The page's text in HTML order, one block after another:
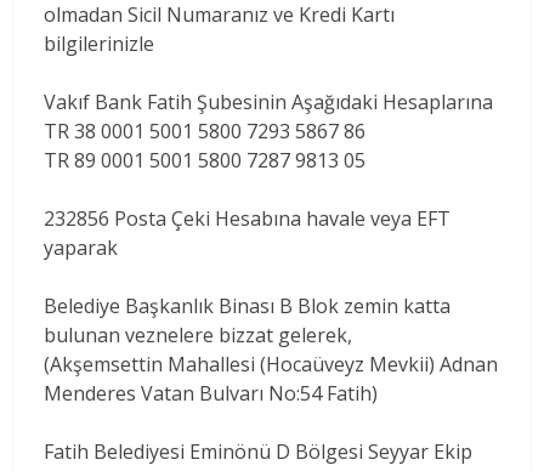
olmadan Sicil Numaranız ve Kredi Kartı
bilgilerinizle
Vakıf Bank Fatih Şubesinin Aşağıdaki Hesaplarına
TR 38 0001 5001 5800 7293 5867 86
TR 89 0001 5001 5800 7287 9813 05
232856 Posta Çeki Hesabına havale veya EFT
yaparak
Belediye Başkanlık Binası B Blok zemin katta
bulunan veznelere bizzat gelerek,
(Akşemsettin Mahallesi (Hocaüveyz Mevkii) Adnan
Menderes Vatan Bulvarı No:54 Fatih)
Fatih Belediyesi Eminönü D Bölgesi Seyyar Ekip